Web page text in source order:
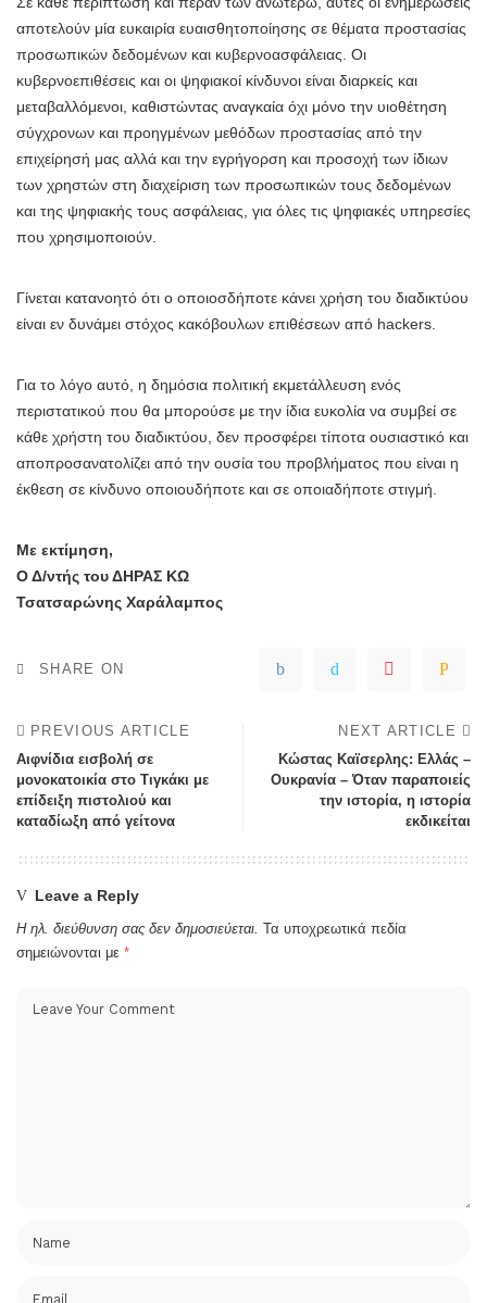
αποτελούν μία ευκαιρία ευαισθητοποίησης σε θέματα προστασίας
προσωπικών δεδομένων και κυβερνοασφάλειας. Οι
κυβερνοεπιθέσεις και οι ψηφιακοί κίνδυνοι είναι διαρκείς και
μεταβαλλόμενοι, καθιστώντας αναγκαία όχι μόνο την υιοθέτηση
σύγχρονων και προηγμένων μεθόδων προστασίας από την
επιχείρησή μας αλλά και την εγρήγορση και προσοχή των ίδιων
των χρηστών στη διαχείριση των προσωπικών τους δεδομένων
και της ψηφιακής τους ασφάλειας, για όλες τις ψηφιακές υπηρεσίες
που χρησιμοποιούν.
Γίνεται κατανοητό ότι ο οποιοσδήποτε κάνει χρήση του διαδικτύου
είναι εν δυνάμει στόχος κακόβουλων επιθέσεων από hackers.
Για το λόγο αυτό, η δημόσια πολιτική εκμετάλλευση ενός
περιστατικού που θα μπορούσε με την ίδια ευκολία να συμβεί σε
κάθε χρήστη του διαδικτύου, δεν προσφέρει τίποτα ουσιαστικό και
αποπροσανατολίζει από την ουσία του προβλήματος που είναι η
έκθεση σε κίνδυνο οποιουδήποτε και σε οποιαδήποτε στιγμή.
Με εκτίμηση,
Ο Δ/ντής του ΔΗΡΑΣ ΚΩ
Τσατσαρώνης Χαράλαμπος
SHARE ON
PREVIOUS ARTICLE
Αιφνίδια εισβολή σε
μονοκατοικία στο Τιγκάκι με
επίδειξη πιστολιού και
καταδίωξη από γείτονα
NEXT ARTICLE
Κώστας Καϊσερλης: Ελλάς –
Ουκρανία – Όταν παραποιείς
την ιστορία, η ιστορία
εκδικείται
Leave a Reply
Η ηλ. διεύθυνση σας δεν δημοσιεύεται. Τα υποχρεωτικά πεδία
σημειώνονται με *